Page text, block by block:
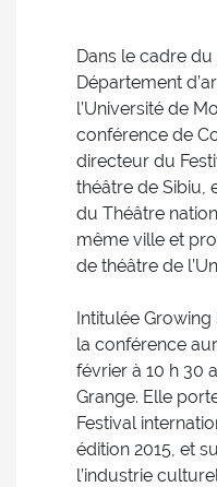
Dans le cadre
Département
l’Université de
conférence de
directeur du
théâtre de Sibiu,
du Théâtre
même ville et
de théâtre de
Intitulée
la conférence
février à 10 h 30
Grange. Elle
Festival
édition 2015, et
l’industrie